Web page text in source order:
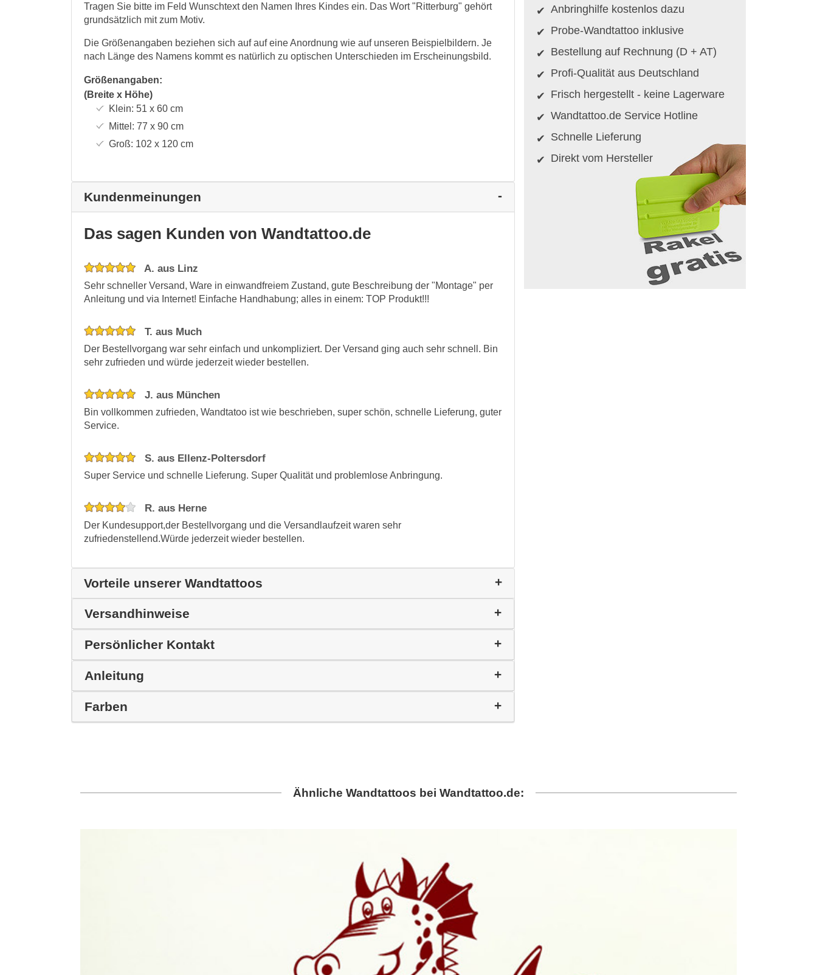
Tragen Sie bitte im Feld Wunschtext den Namen Ihres Kindes ein. Das Wort "Ritterburg" gehört
grundsätzlich mit zum Motiv.
Die Größenangaben beziehen sich auf auf eine Anordnung wie auf unseren Beispielbildern. Je
nach Länge des Namens kommt es natürlich zu optischen Unterschieden im Erscheinungsbild.
Größenangaben:
(Breite x Höhe)
Klein: 51 x 60cm
Mittel: 77 x 90cm
Groß: 102 x 120cm
Kundenmeinungen
Das sagen Kunden von Wandtattoo.de
A. aus Linz
Sehr schneller Versand, Ware in einwandfreiem Zustand, gute Beschreibung der "Montage" per
Anleitung und via Internet! Einfache Handhabung; alles in einem: TOP Produkt!!!
T. aus Much
Der Bestellvorgang war sehr einfach und unkompliziert. Der Versand ging auch sehr schnell. Bin
sehr zufrieden und würde jederzeit wieder bestellen.
J. aus München
Bin vollkommen zufrieden, Wandtatoo ist wie beschrieben, super schön, schnelle Lieferung, guter
Service.
S. aus Ellenz-Poltersdorf
Super Service und schnelle Lieferung. Super Qualität und problemlose Anbringung.
R. aus Herne
Der Kundesupport,der Bestellvorgang und die Versandlaufzeit waren sehr
zufriedenstellend.Würde jederzeit wieder bestellen.
Vorteile unserer Wandtattoos
Versandhinweise
Persönlicher Kontakt
Anleitung
Farben
Anbringhilfe kostenlos dazu
Probe-Wandtattoo inklusive
Bestellung auf Rechnung (D + AT)
Profi-Qualität aus Deutschland
Frisch hergestellt - keine Lagerware
Wandtattoo.de Service Hotline
Schnelle Lieferung
Direkt vom Hersteller
Ähnliche Wandtattoos bei Wandtattoo.de: